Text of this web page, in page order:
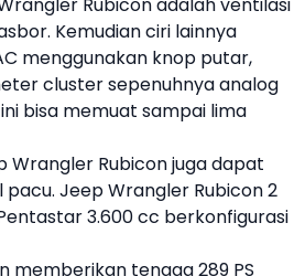
Kemudian ciri lainnya
menggunakan knop putar,
cluster sepenuhnya analog
bisa memuat sampai lima
Wrangler Rubicon juga dapat
Jeep Wrangler Rubicon 2
3.600 cc berkonfigurasi
memberikan tenaga 289 PS